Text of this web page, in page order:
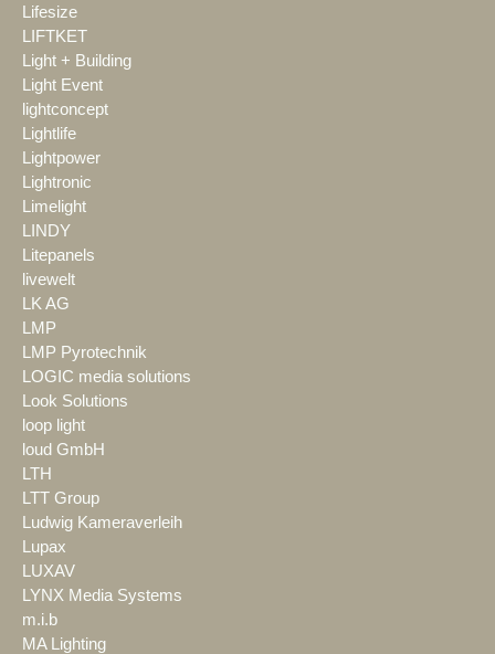
Lifesize
LIFTKET
Light + Building
Light Event
lightconcept
Lightlife
Lightpower
Lightronic
Limelight
LINDY
Litepanels
livewelt
LK AG
LMP
LMP Pyrotechnik
LOGIC media solutions
Look Solutions
loop light
loud GmbH
LTH
LTT Group
Ludwig Kameraverleih
Lupax
LUXAV
LYNX Media Systems
m.i.b
MA Lighting